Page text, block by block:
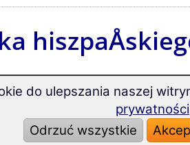
do ulepszania naszej
prywatności
Odrzuć wszystkie